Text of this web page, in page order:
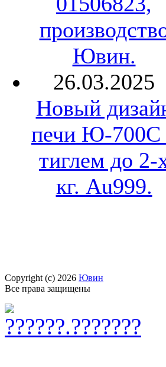
Ювин.
26.03.2025
Новый
печи Ю-700С
тиглем до 2-
кг. Au999.
Copyright (c) 2026 Ювин
Все права защищены